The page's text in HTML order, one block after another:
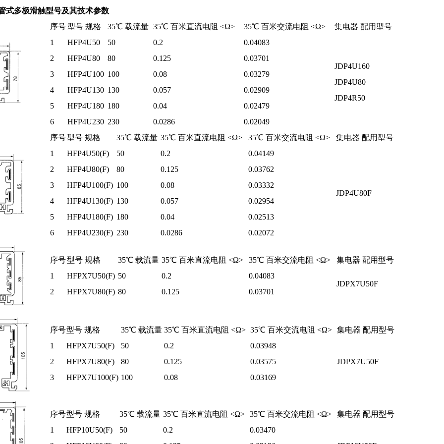
式多极滑触型号及其技术参数
序号型号 规格 35℃ 载流量 35℃ 百米直流电阻 <Ω> 35℃ 百米交流电阻 <Ω>
集电器 配用型号
1
HFP4U50 50 0.2 0.04083
JDP4U160
JDP4U80
JDP4R50
2 HFP4U80 80 0.125
0.03701
3
HFP4U100 100 0.08
0.03279
4
HFP4U130 130 0.057
0.02909
5
HFP4U180 180 0.04
0.02479
6
HFP4U230 230 0.0286
0.02049
序号型号 规格 35℃ 载流量 35℃ 百米直流电阻 <Ω> 35℃ 百米交流电阻 <Ω>
集电器 配用型号
1
HFP4U50(F) 50 0.2 0.04149
JDP4U80F
2 HFP4U80(F) 80 0.125
0.03762
3
HFP4U100(F) 100 0.08
0.03332
4
HFP4U130(F) 130 0.057
0.02954
5
HFP4U180(F) 180 0.04
0.02513
6
HFP4U230(F) 230 0.0286 0.02072
序号型号 规格 35℃ 载流量 35℃ 百米直流电阻 <Ω> 35℃ 百米交流电阻 <Ω>
集电器 配用型号
1
HFPX7U50(F) 50 0.2
0.04083
JDPX7U50F
2
HFPX7U80(F) 80 0.125 0.03701
序号型号 规格 35℃ 载流量 35℃ 百米直流电阻 <Ω> 35℃ 百米交流电阻 <Ω> 集电器 配用型号
1
HFPX7U50(F) 50 0.2
0.03948
JDPX7U50F
2 HFPX7U80(F) 80 0.125
0.03575
3
HFPX7U100(F) 100 0.08 0.03169
序号型号 规格 35℃ 载流量 35℃ 百米直流电阻 <Ω> 35℃ 百米交流电阻 <Ω>
集电器 配用型号
1
HFP10U50(F) 50 0.2
0.03470